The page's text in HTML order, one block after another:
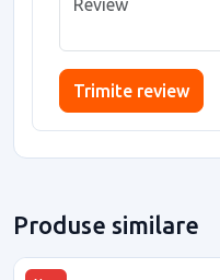
Trimite review
Produse similare